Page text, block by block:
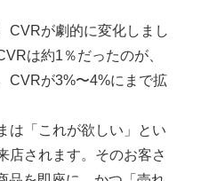
CVRが劇的に変化しまし
は約1％だったのが、
CVRが3%〜4%にまで拡
は「これが欲しい」とい
店されます。そのお客さ